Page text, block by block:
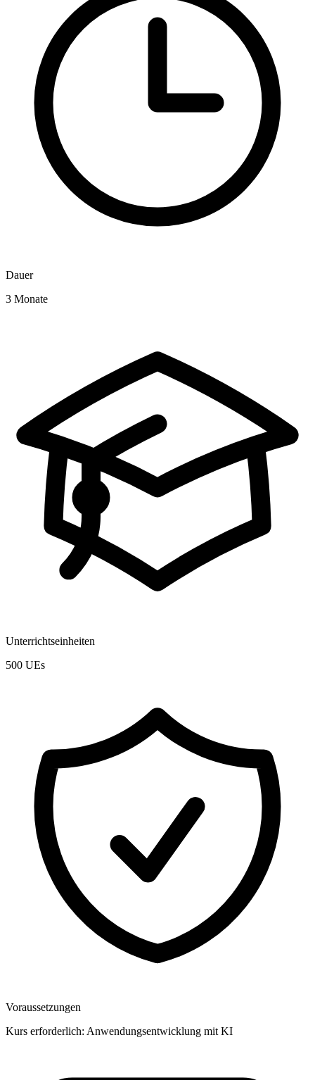
Dauer
3 Monate
Unterrichtseinheiten
500 UEs
Voraussetzungen
Kurs erforderlich: Anwendungsentwicklung mit KI